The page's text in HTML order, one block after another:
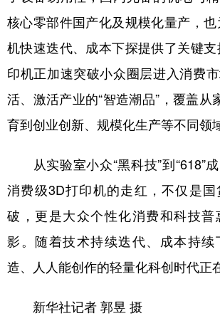
核心零部件国产化及规模化量产，
机快速迭代、成本下探提供了关键
印机正加速突破小众圈层进入消费
活、激活产业的“智造潮品”，覆盖从
育到创业创新、规模化生产等不同领
从实验室小众“黑科技”到“618”成
消费级3D打印机的走红，不仅是
破，更是大众个性化消费和科技普
影。随着技术持续迭代、成本持续
造、人人能创作的轻量化科创时代正
新华社记者 郭昱 摄